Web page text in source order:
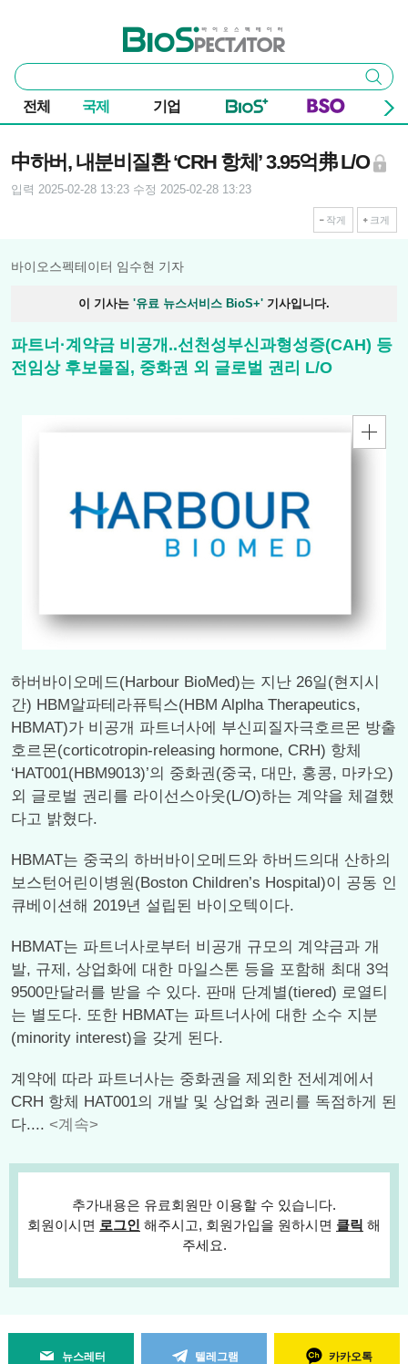
바이오스펙테이터
통
합
검
색
검색
전체 국제 기업
中하버, 내분비질환 ‘CRH 항체’ 3.95억弗 L/O
입력 2025-02-28 13:23 수정 2025-02-28 13:23
작게 크게
바이오스펙테이터 임수현 기자
이 기사는 '유료 뉴스서비스 BioS+' 기사입니다.
파트너·계약금 비공개..선천성부신과형성증(CAH) 등
전임상 후보물질, 중화권 외 글로벌 권리 L/O
하버바이오메드(Harbour BioMed)는 지난 26일(현지시
간) HBM알파테라퓨틱스(HBM Alplha Therapeutics,
HBMAT)가 비공개 파트너사에 부신피질자극호르몬 방출
호르몬(corticotropin-releasing hormone, CRH) 항체
‘HAT001(HBM9013)’의 중화권(중국, 대만, 홍콩, 마카오)
외 글로벌 권리를 라이선스아웃(L/O)하는 계약을 체결했
다고 밝혔다.
HBMAT는 중국의 하버바이오메드와 하버드의대 산하의
보스턴어린이병원(Boston Children’s Hospital)이 공동 인
큐베이션해 2019년 설립된 바이오텍이다.
HBMAT는 파트너사로부터 비공개 규모의 계약금과 개
발, 규제, 상업화에 대한 마일스톤 등을 포함해 최대 3억
9500만달러를 받을 수 있다. 판매 단계별(tiered) 로열티
는 별도다. 또한 HBMAT는 파트너사에 대한 소수 지분
(minority interest)을 갖게 된다.
계약에 따라 파트너사는 중화권을 제외한 전세계에서
CRH 항체 HAT001의 개발 및 상업화 권리를 독점하게 된
다.... <계속>
추가내용은 유료회원만 이용할 수 있습니다.
회원이시면 로그인 해주시고, 회원가입을 원하시면 클릭 해
주세요.
뉴스레터 텔레그램 카카오톡